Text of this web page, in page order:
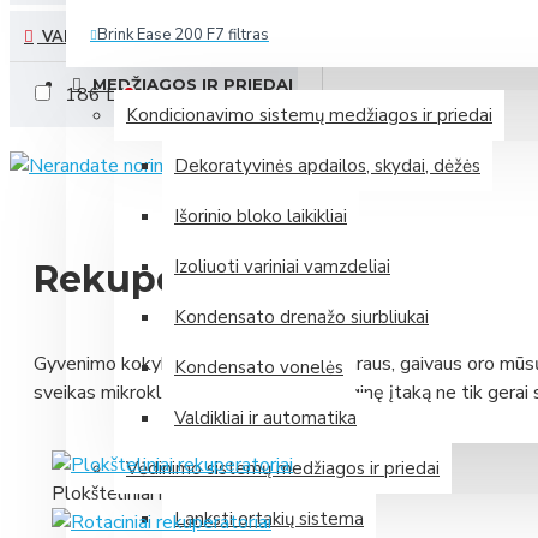
Brink Ease 200 F7 filtras
Daugiau
Mini rekuperatorius Zehnder ComfoAir 70
Mini rekuperatorius Zehnder ComfoSpot 50
Plokštelinis entalpinis rekuperatorius Zehnder ComfoAir 375
Plokštelinis entalpinis rekuperatorius Zehnder ComfoAir Flex
Daugiau
Samsung (P. Korėja)
MEDŽIAGOS IR PRIEDAI
Kondicionavimo sistemų medžiagos ir priedai
Dekoratyvinės apdailos, skydai, dėžės
Išorinio bloko laikikliai
Izoliuoti variniai vamzdeliai
Kondensato drenažo siurbliukai
Kondensato vonelės
Valdikliai ir automatika
Vėdinimo sistemų medžiagos ir priedai
Lanksti ortakių sistema
VANDENS TALPA (L)
186 L
Rekuperatoriai
Gyvenimo kokybė neatsiejama nuo švaraus, gaivaus oro
sveikas mikroklimatas, kuris turi tiesioginę įtaką ne tik
Tačiau gyvenant dideliuose miestuose, kur oro
dėl oro kondicionavimo ar šildymo sistemų veikimo dažnai
sistemos, tokios kaip rekuperatoriai, tampa nepamainoma
Plokšteliniai rekuperatoriai